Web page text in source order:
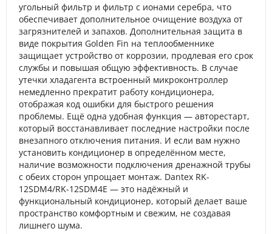
угольный фильтр и фильтр с ионами серебра, что
обеспечивает дополнительное очищение воздуха от
загрязнителей и запахов. Дополнительная защита в
виде покрытия Golden Fin на теплообменнике
защищает устройство от коррозии, продлевая его срок
службы и повышая общую эффективность. В случае
утечки хладагента встроенный микроконтроллер
немедленно прекратит работу кондиционера,
отображая код ошибки для быстрого решения
проблемы. Ещё одна удобная функция — авторестарт,
который восстанавливает последние настройки после
внезапного отключения питания. И если вам нужно
установить кондиционер в определённом месте,
наличие возможности подключения дренажной трубы
с обеих сторон упрощает монтаж. Dantex RK-
12SDM4/RK-12SDM4E — это надёжный и
функциональный кондиционер, который делает ваше
пространство комфортным и свежим, не создавая
лишнего шума.